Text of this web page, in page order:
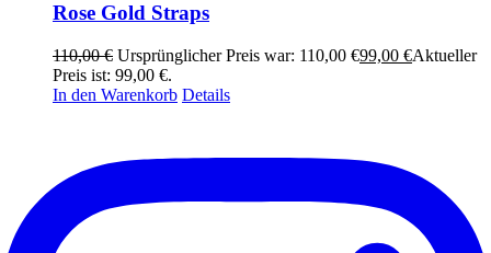
Rose Gold Straps
110,00€ Ursprünglicher Preis war: 110,00 €99,00 €Aktueller
Preis ist: 99,00 €.
In den Warenkorb Details